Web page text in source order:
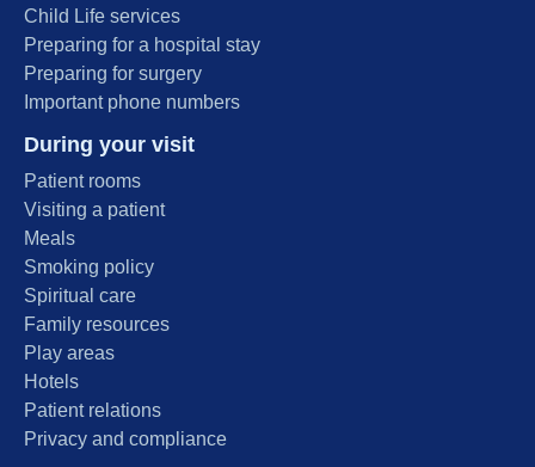
Child Life services
Preparing for a hospital stay
Preparing for surgery
Important phone numbers
During your visit
Patient rooms
Visiting a patient
Meals
Smoking policy
Spiritual care
Family resources
Play areas
Hotels
Patient relations
Privacy and compliance